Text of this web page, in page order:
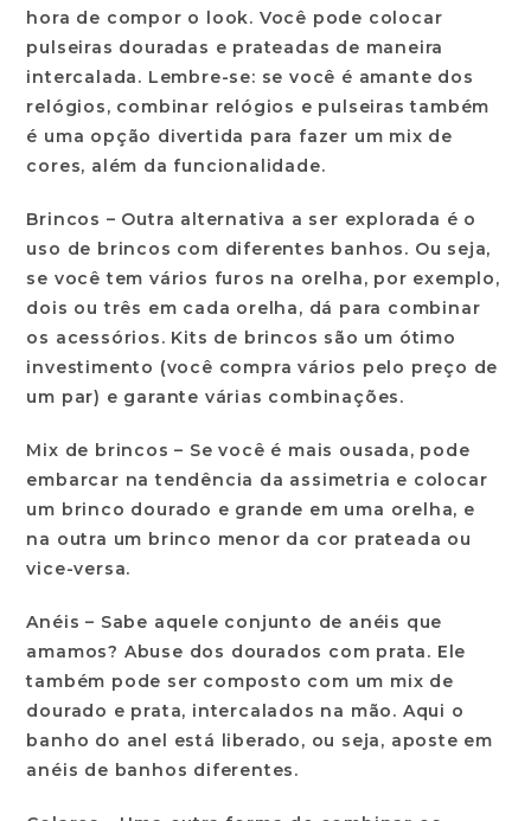
hora de compor o look. Você pode colocar
pulseiras douradas e prateadas de maneira
intercalada. Lembre-se: se você é amante dos
relógios, combinar relógios e pulseiras também
é uma opção divertida para fazer um mix de
cores, além da funcionalidade.
Brincos – Outra alternativa a ser explorada é o
uso de brincos com diferentes banhos. Ou seja,
se você tem vários furos na orelha, por exemplo,
dois ou três em cada orelha, dá para combinar
os acessórios. Kits de brincos são um ótimo
investimento (você compra vários pelo preço de
um par) e garante várias combinações.
Mix de brincos – Se você é mais ousada, pode
embarcar na tendência da assimetria e colocar
um brinco dourado e grande em uma orelha, e
na outra um brinco menor da cor prateada ou
vice-versa.
Anéis – Sabe aquele conjunto de anéis que
amamos? Abuse dos dourados com prata. Ele
também pode ser composto com um mix de
dourado e prata, intercalados na mão. Aqui o
banho do anel está liberado, ou seja, aposte em
anéis de banhos diferentes.